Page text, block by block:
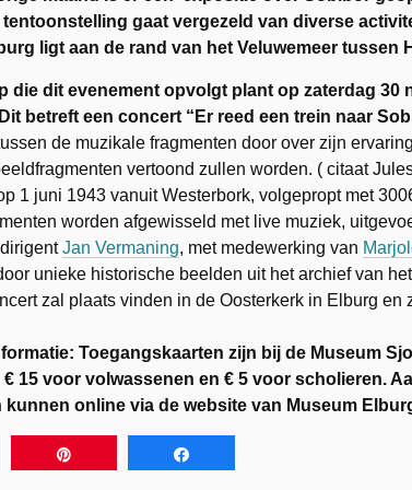
tentoonstelling gaat vergezeld van diverse
ligt aan de rand van het Veluwemeer tussen
die dit evenement opvolgt plant op zaterdag
betreft een concert “Er reed een trein naar
de muzikale fragmenten door over zijn
vertoond zullen worden. ( citaat
1 juni 1943 vanuit Westerbork, volgepropt met
worden afgewisseld met live muziek,
Jan Vermaning, met medewerking van
unieke historische beelden uit het archief van
zal plaats vinden in de Oosterkerk in Elburg
Toegangskaarten zijn bij de Museum
15 voor volwassenen en € 5 voor scholieren.
kunnen online via de website van Museum